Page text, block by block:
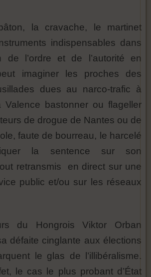
la cravache, le martinet
indispensables dans
de l’ordre et de l’autorité en
imaginer les proches des
dues au narco-trafic à
Valence bastonner ou flageller
de drogue de Nantes ou de
faute de bourreau, le harcelé
la sentence sur son
retransmis en direct sur une
public et/ou sur les réseaux
du Hongrois Viktor Orban
défaite cinglante aux élections
le glas de l’illibéralisme.
le cas le plus probant d’État